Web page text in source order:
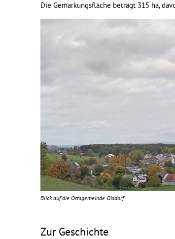
Die Gemarkungsfläche beträgt 315 ha,
Blick auf die Ortsgemeinde Olsdorf
Zur Geschichte